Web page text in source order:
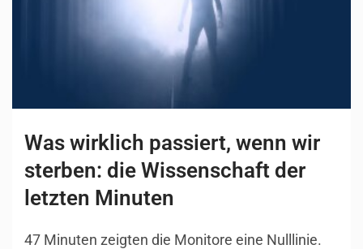
Was wirklich passiert, wenn wir
sterben: die Wissenschaft der
letzten Minuten
47 Minuten zeigten die Monitore eine Nulllinie.